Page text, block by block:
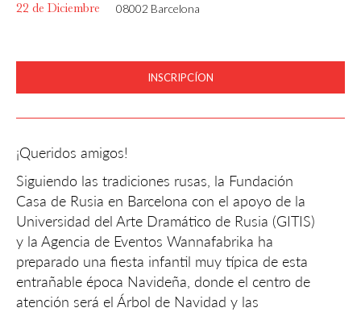
22 de Diciembre
08002 Barcelona
INSCRIPCÍON
¡Queridos amigos!
Siguiendo las tradiciones rusas, la Fundación
Casa de Rusia en Barcelona con el apoyo de la
Universidad del Arte Dramático de Rusia (GITIS)
y la Agencia de Eventos Wannafabrika ha
preparado una fiesta infantil muy típica de esta
entrañable época Navideña, donde el centro de
atención será el Árbol de Navidad y las